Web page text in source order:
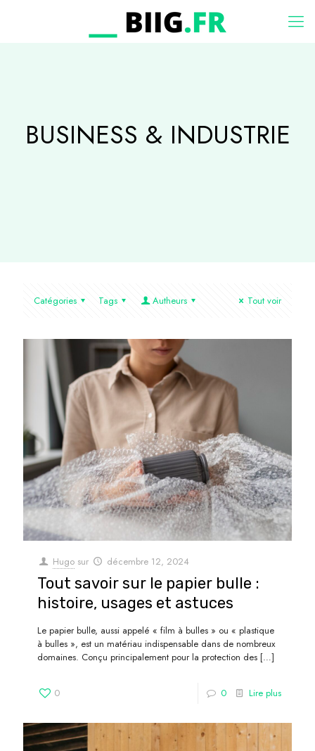
BUSINESS & INDUSTRIE
Catégories Tags Autheurs Tout voir
Hugo sur décembre 12, 2024
Tout savoir sur le papier bulle :
histoire, usages et astuces
Le papier bulle, aussi appelé « film à bulles » ou « plastique
à bulles », est un matériau indispensable dans de nombreux
domaines. Conçu principalement pour la protection des […]
0 0 Lire plus